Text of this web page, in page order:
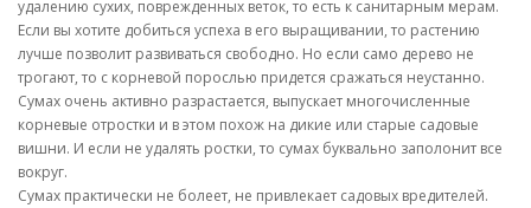
удалению сухих, поврежденных веток, то есть к санитарным мерам.
Если вы хотите добиться успеха в его выращивании, то растению
лучше позволит развиваться свободно. Но если само дерево не
трогают, то с корневой порослью придется сражаться неустанно.
Сумах очень активно разрастается, выпускает многочисленные
корневые отростки и в этом похож на дикие или старые садовые
вишни. И если не удалять ростки, то сумах буквально заполонит все
вокруг.
Сумах практически не болеет, не привлекает садовых вредителей.